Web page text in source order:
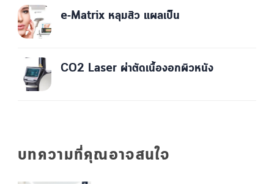
e-Matrix หลุมสิว แผลเป็น
CO2 Laser ผ่าตัดเนื้องอกผิวหนัง
บทความที่คุณอาจสนใจ